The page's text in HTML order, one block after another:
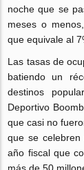
noche que se
meses o
que equivale al
Las tasas de
batiendo un
destinos
Deportivo
que casi no
que se
año fiscal que